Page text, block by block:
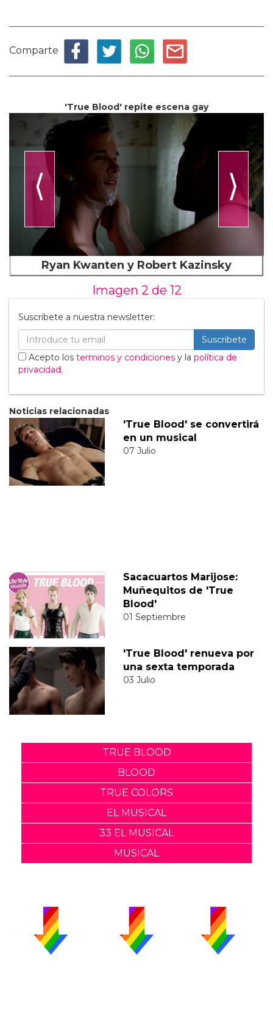
Comparte
'True Blood' repite escena gay
⟨ ⟩
Ryan Kwanten y Robert Kazinsky
Imagen 2 de 12
Suscribete a nuestra newsletter:
Suscribete
Acepto los terminos y condiciones y la política de
privacidad.
Noticias relacionadas
'True Blood' se convertirá
en un musical
07 Julio
Sacacuartos Marijose:
Muñequitos de 'True
Blood'
01 Septiembre
'True Blood' renueva por
una sexta temporada
03 Julio
TRUE BLOOD
BLOOD
TRUE COLORS
EL MUSICAL
33 EL MUSICAL
MUSICAL